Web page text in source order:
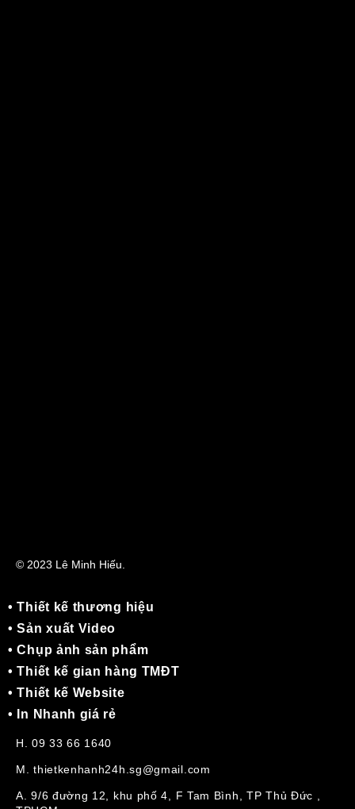
© 2023 Lê Minh Hiếu.
• Thiết kế thương hiệu
• Sản xuất Video
• Chụp ảnh sản phẩm
• Thiết kế gian hàng TMĐT
• Thiết kế Website
• In Nhanh giá rẻ
H. 09 33 66 1640
M. thietkenhanh24h.sg@gmail.com
A. 9/6 đường 12, khu phố 4, F Tam Bình, TP Thủ Đức ,